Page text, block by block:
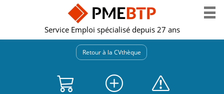
Service Emploi spécialisé depuis 27 ans
Retour à la CVthèque